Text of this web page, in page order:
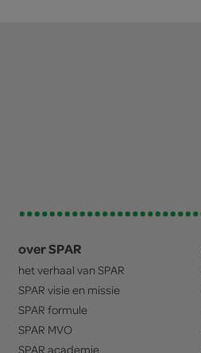
over SPAR
het verhaal van SPAR
SPAR visie en missie
SPAR formule
SPAR MVO
SPAR academie